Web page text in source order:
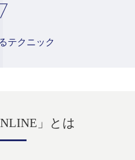
テクニック
」とは